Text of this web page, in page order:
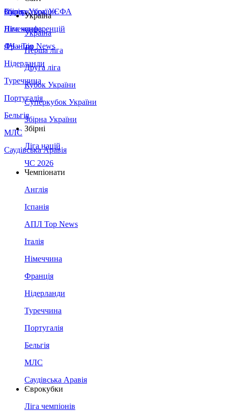
Збірна України
Італія
Німеччина
Франція
Нідерланди
Туреччина
Португалія
Бельгія
МЛС
Саудівська Аравія
Суперкубок УЄФА
Ліга конференцій
ЛЧ - Top News
Україна
Україна
Перша ліга
Друга ліга
Кубок України
Суперкубок України
Збірна України
Збірні
Ліга націй
ЧС 2026
Чемпіонати
Англія
Іспанія
АПЛ Top News
Італія
Німеччина
Франція
Нідерланди
Туреччина
Португалія
Бельгія
МЛС
Саудівська Аравія
Єврокубки
Ліга чемпіонів